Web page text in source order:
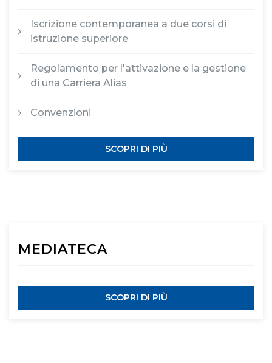
Iscrizione contemporanea a due corsi di
istruzione superiore
Regolamento per l'attivazione e la gestione
di una Carriera Alias
Convenzioni
SCOPRI DI PIÙ
MEDIATECA
SCOPRI DI PIÙ